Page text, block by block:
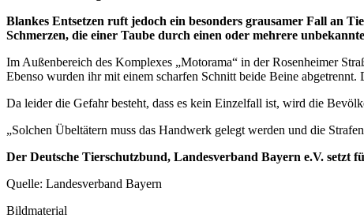
Blankes Entsetzen ruft jedoch ein besonders grausamer Fall an
Schmerzen, die einer Taube durch einen oder mehrere
Im Außenbereich des Komplexes „Motorama“ in der Rosenheimer
Ebenso wurden ihr mit einem scharfen Schnitt beide Beine
Da leider die Gefahr besteht, dass es kein Einzelfall ist, wird die
„Solchen Übeltätern muss das Handwerk gelegt werden und die
Der Deutsche Tierschutzbund, Landesverband Bayern e.V. setzt
Quelle: Landesverband Bayern
Bildmaterial